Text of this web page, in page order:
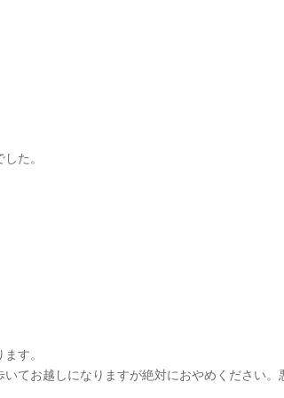
た。
す。
てお越しになりますが絶対におやめください。